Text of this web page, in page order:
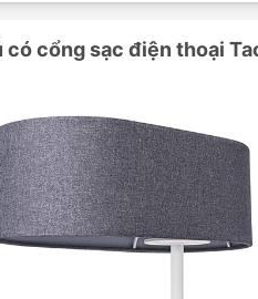
có cổng sạc điện thoại